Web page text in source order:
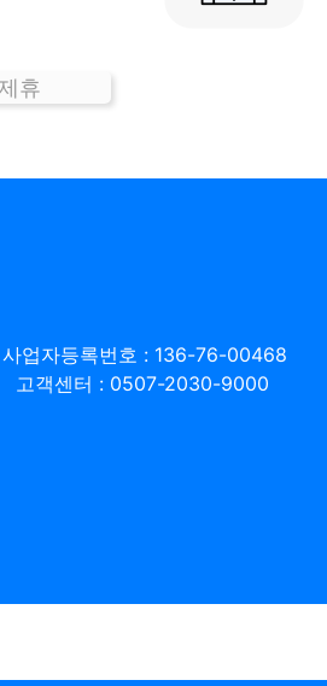
휴
사업자등록번호 : 136-76-00468
고객센터 : 0507-2030-9000